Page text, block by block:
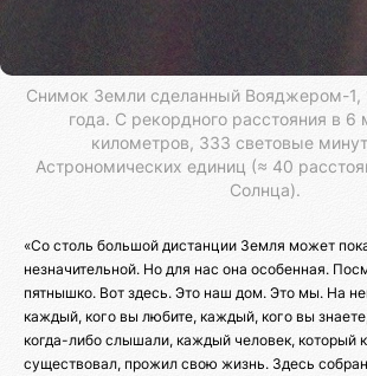
Снимок Земли сделанный Вояджером-1,
года. С рекордного расстояния в 6
километров, 333 световые
Астрономических единиц (≈ 40
Солнца).
«Со столь большой дистанции Земля может
незначительной. Но для нас она особенная.
пятнышко. Вот здесь. Это наш дом. Это мы. На
каждый, кого вы любите, каждый, кого вы
когда-либо слышали, каждый человек, который
существовал, прожил свою жизнь. Здесь